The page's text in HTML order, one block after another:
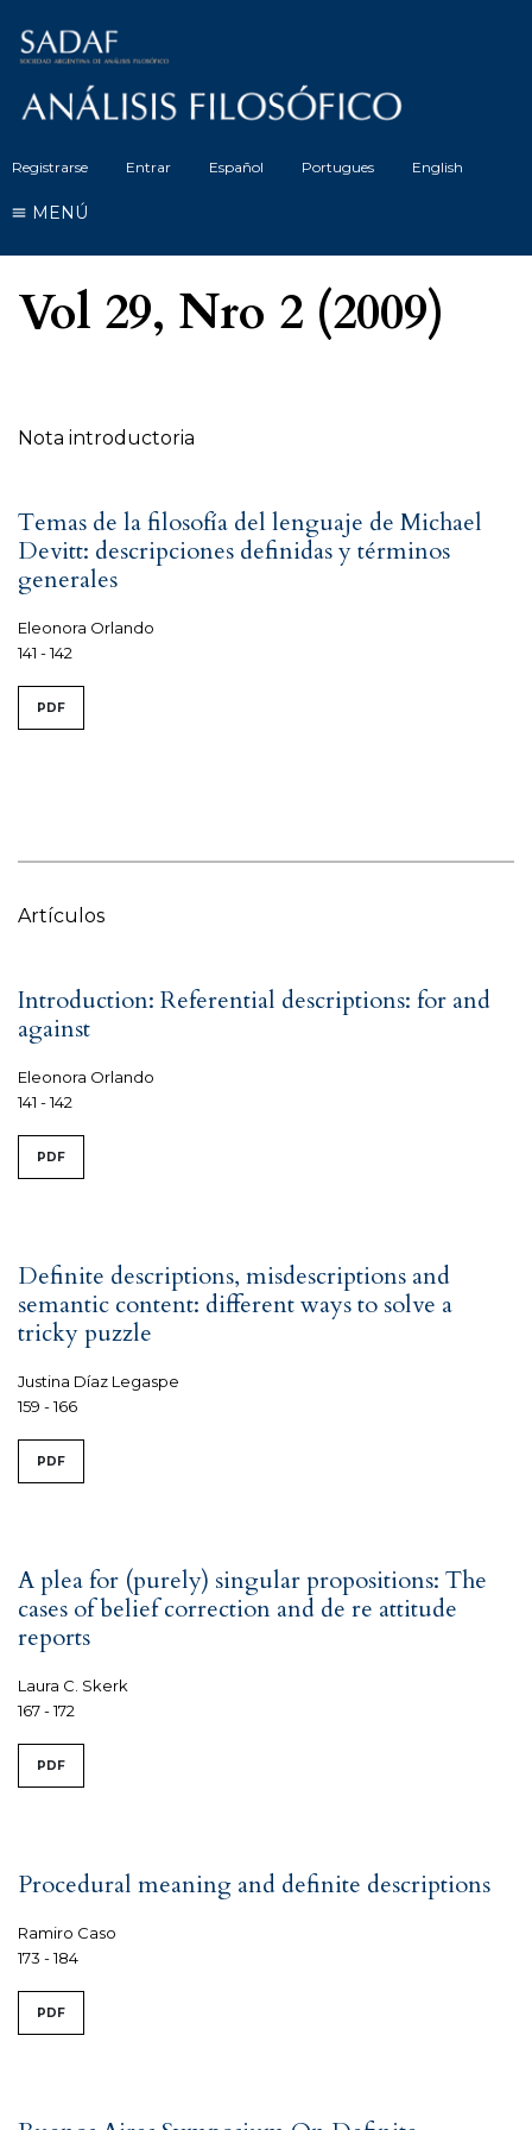
Registrarse Entrar Español Portugues English
MENÚ
Vol 29, Nro 2 (2009)
Nota introductoria
Temas de la filosofía del lenguaje de Michael
Devitt: descripciones definidas y términos
generales
Eleonora Orlando
141 - 142
PDF
Artículos
Introduction: Referential descriptions: for and
against
Eleonora Orlando
141 - 142
PDF
Definite descriptions, misdescriptions and
semantic content: different ways to solve a
tricky puzzle
Justina Díaz Legaspe
159 - 166
PDF
A plea for (purely) singular propositions: The
cases of belief correction and de re attitude
reports
Laura C. Skerk
167 - 172
PDF
Procedural meaning and definite descriptions
Ramiro Caso
173 - 184
PDF